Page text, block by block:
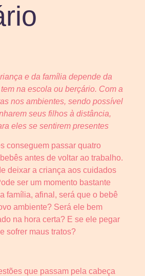
e da família depende da
na escola ou berçário. Com a
nos ambientes, sendo possível
seus filhos à distância,
eles se sentirem presentes
conseguem passar quatro
antes de voltar ao trabalho.
deixar a criança aos cuidados
ser um momento bastante
família, afinal, será que o bebê
ambiente? Será ele bem
na hora certa? E se ele pegar
sofrer maus tratos?
que passam pela cabeça